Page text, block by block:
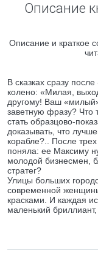
Описание
Описание и краткое
В сказках сразу
колено: «Милая,
другому! Ваш
заветную фразу? Что
стать образцово-
доказывать, что
корабле?.. После
поняла: ее Максиму
молодой бизнесмен,
стратег?
Улицы больших
современной
красками. И каждая
маленький